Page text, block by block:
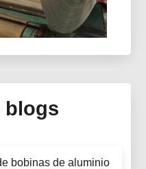
avanzado para
blogs